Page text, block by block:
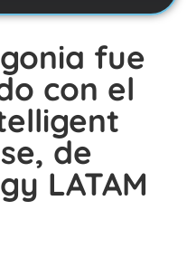
fue
con el
de
LATAM